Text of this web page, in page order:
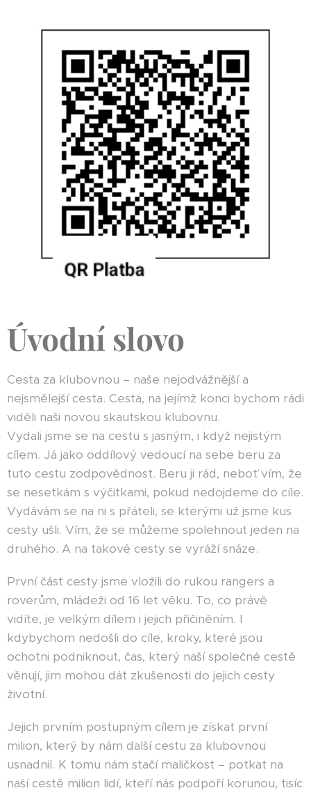
Úvodní slovo
Cesta za klubovnou – naše nejodvážnější a
nejsmělejší cesta. Cesta, na jejímž konci bychom rádi
viděli naši novou skautskou klubovnu.
Vydali jsme se na cestu s jasným, i když nejistým
cílem. Já jako oddílový vedoucí na sebe beru za
tuto cestu zodpovědnost. Beru ji rád, neboť vím, že
se nesetkám s výčitkami, pokud nedojdeme do cíle.
Vydávám se na ni s přáteli, se kterými už jsme kus
cesty ušli. Vím, že se můžeme spolehnout jeden na
druhého. A na takové cesty se vyráží snáze.
První část cesty jsme vložili do rukou rangers a
roverům, mládeži od 16 let věku. To, co právě
vidíte, je velkým dílem i jejich přičiněním. I
kdybychom nedošli do cíle, kroky, které jsou
ochotni podniknout, čas, který naší společné cestě
věnují, jim mohou dát zkušenosti do jejich cesty
životní.
Jejich prvním postupným cílem je získat první
milion, který by nám další cestu za klubovnou
usnadnil. K tomu nám stačí maličkost – potkat na
naší cestě milion lidí, kteří nás podpoří korunou, tisíc